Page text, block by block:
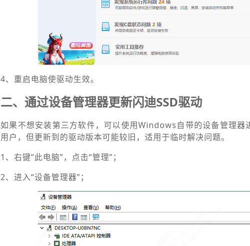
4、重启电脑使驱动生效。
二、通过设备管理器更新闪迪SSD驱动
如果不想安装第三方软件，可以使用Windows自带的设备管理器
用户，但更新到的驱动版本可能较旧，适用于临时解决问题。
1、右键“此电脑”，点击“管理”；
2、进入“设备管理器”；